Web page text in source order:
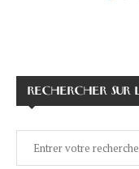
RECHERCHER SUR